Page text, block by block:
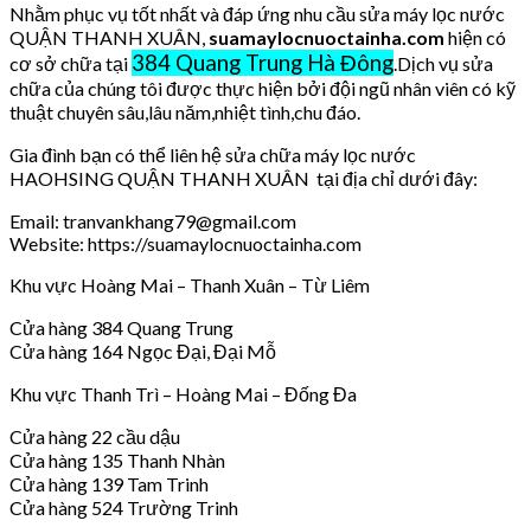
Nhằm phục vụ tốt nhất và đáp ứng nhu cầu sửa máy lọc nước
QUẬN THANH XUÂN, suamaylocnuoctainha.com hiện có
cơ sở chữa tại 384 Quang Trung Hà Đông .Dịch vụ sửa
chữa của chúng tôi được thực hiện bởi đội ngũ nhân viên có kỹ
thuật chuyên sâu,lâu năm,nhiệt tình,chu đáo.
Gia đình bạn có thể liên hệ sửa chữa máy lọc nước
HAOHSING QUẬN THANH XUÂN tại địa chỉ dưới đây:
Email: tranvankhang79@gmail.com
Website: https://suamaylocnuoctainha.com
Khu vực Hoàng Mai – Thanh Xuân – Từ Liêm
Cửa hàng 384 Quang Trung
Cửa hàng 164 Ngọc Đại, Đại Mỗ
Khu vực Thanh Trì – Hoàng Mai – Đống Đa
Cửa hàng 22 cầu dậu
Cửa hàng 135 Thanh Nhàn
Cửa hàng 139 Tam Trinh
Cửa hàng 524 Trường Trinh